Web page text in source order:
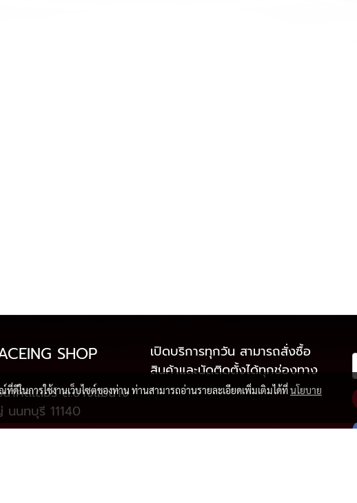
SHOP
าคัสเตอร์ ต.บางแม่นาง
นนทบุรี 11140
2826818,
เปิดบริการทุกวัน สามารถสั่งซื้อ
สินค้าและนัดติดตั้งได้ทุกช่องทาง
ในการใช้งานเว็บไซต์ของท่าน ท่านสามารถอ่านรายละเอียดเพิ่มเติมได้ที่นโยบาย